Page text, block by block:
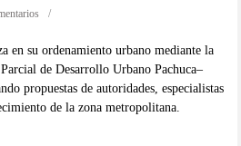
en su ordenamiento urbano mediante la
de Desarrollo Urbano Pachuca–
propuestas de autoridades, especialistas
de la zona metropolitana.